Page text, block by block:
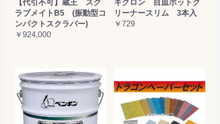
【代引不可】蔵王 スク
ラブメイトB5 (振動型コ
ンパクトスクラバー)
￥924,000
キクロン 目皿ポットク
リーナースリム 3本入
￥729